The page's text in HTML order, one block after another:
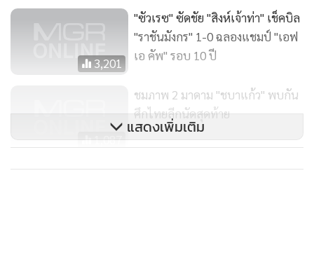
3,201
"ซัวเรซ" ซัดชัย "สิงห์เจ้าท่า" เช็คบิล
"ราชันมังกร" 1-0 ฉลองแชมป์ "เอฟ
เอ คัพ" รอบ 10 ปี
1,087
ชมภาพ 2 มาดาม "ชบาแก้ว" พบกัน
ศึกไทยลีกนัดสุดท้าย
"ท่าเรือ" เปิด 5 รายชื่อลงสนามเกิน
แสดงเพิ่มเติม